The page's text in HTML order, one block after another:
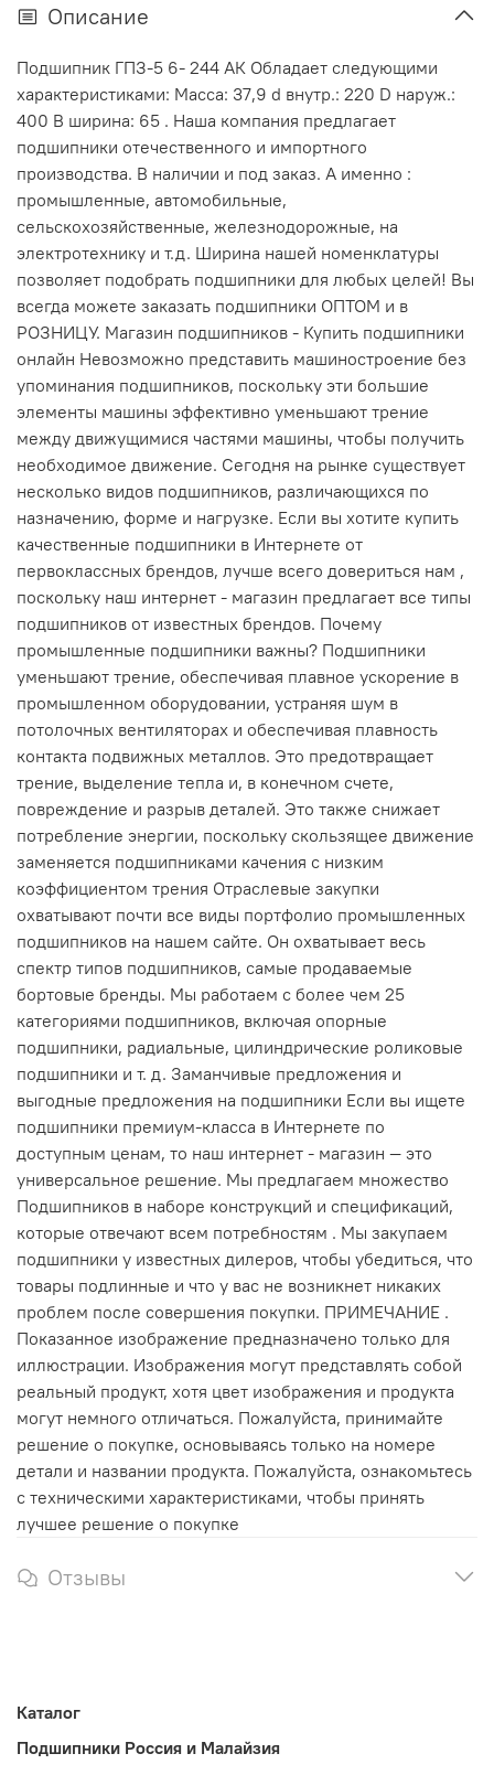
Описание
Подшипник ГПЗ-5 6- 244 АК Обладает следующими
характеристиками: Масса: 37,9 d внутр.: 220 D наруж.:
400 В ширина: 65 . Наша компания предлагает
подшипники отечественного и импортного
производства. В наличии и под заказ. А именно :
промышленные, автомобильные,
сельскохозяйственные, железнодорожные, на
электротехнику и т.д. Ширина нашей номенклатуры
позволяет подобрать подшипники для любых целей! Вы
всегда можете заказать подшипники ОПТОМ и в
РОЗНИЦУ. Магазин подшипников - Купить подшипники
онлайн Невозможно представить машиностроение без
упоминания подшипников, поскольку эти большие
элементы машины эффективно уменьшают трение
между движущимися частями машины, чтобы получить
необходимое движение. Сегодня на рынке существует
несколько видов подшипников, различающихся по
назначению, форме и нагрузке. Если вы хотите купить
качественные подшипники в Интернете от
первоклассных брендов, лучше всего довериться нам ,
поскольку наш интернет - магазин предлагает все типы
подшипников от известных брендов. Почему
промышленные подшипники важны? Подшипники
уменьшают трение, обеспечивая плавное ускорение в
промышленном оборудовании, устраняя шум в
потолочных вентиляторах и обеспечивая плавность
контакта подвижных металлов. Это предотвращает
трение, выделение тепла и, в конечном счете,
повреждение и разрыв деталей. Это также снижает
потребление энергии, поскольку скользящее движение
заменяется подшипниками качения с низким
коэффициентом трения Отраслевые закупки
охватывают почти все виды портфолио промышленных
подшипников на нашем сайте. Он охватывает весь
спектр типов подшипников, самые продаваемые
бортовые бренды. Мы работаем с более чем 25
категориями подшипников, включая опорные
подшипники, радиальные, цилиндрические роликовые
подшипники и т. д. Заманчивые предложения и
выгодные предложения на подшипники Если вы ищете
подшипники премиум-класса в Интернете по
доступным ценам, то наш интернет - магазин — это
универсальное решение. Мы предлагаем множество
Подшипников в наборе конструкций и спецификаций,
которые отвечают всем потребностям . Мы закупаем
подшипники у известных дилеров, чтобы убедиться, что
товары подлинные и что у вас не возникнет никаких
проблем после совершения покупки. ПРИМЕЧАНИЕ .
Показанное изображение предназначено только для
иллюстрации. Изображения могут представлять собой
реальный продукт, хотя цвет изображения и продукта
могут немного отличаться. Пожалуйста, принимайте
решение о покупке, основываясь только на номере
детали и названии продукта. Пожалуйста, ознакомьтесь
с техническими характеристиками, чтобы принять
лучшее решение о покупке
Отзывы
Каталог
Подшипники Россия и Малайзия